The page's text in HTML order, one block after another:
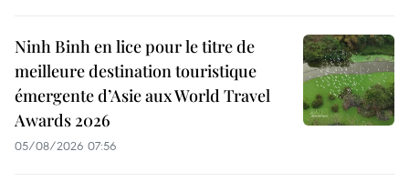
Ninh Binh en lice pour le titre de
meilleure destination touristique
émergente d’Asie aux World Travel
Awards 2026
05/08/2026 07:56